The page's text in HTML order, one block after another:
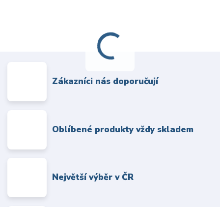
Zákazníci nás doporučují
Oblíbené produkty vždy skladem
Největší výběr v ČR